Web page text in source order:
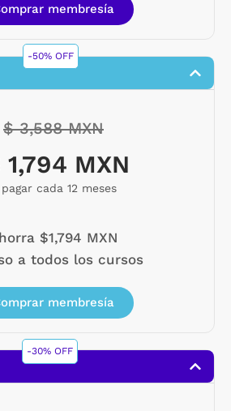
membresía
-50% OFF
$ 3,588 MXN
1,794 MXN
pagar cada 12 meses
$1,794 MXN
a todos los cursos
membresía
-30% OFF